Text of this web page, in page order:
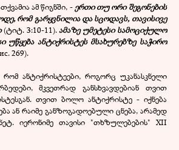
ამ წიგნში, - ერთი თუ ორი შეგონების
რომ გარყვნილია და სცოდავს, თავისივე
(ტიტ. 3:10-11).ამაზე უმეტესი სამოციქულო
უწყება ანტიქრისტეს მსახურებზე საჭირო
269).
ანტიქრისტეები, როგორც უკანასკნელი
მკვეთრად განსხვავდებიან თვით
თვით ბოლო ანტიქრისტე - იქნება
ან რაიმე განზოგადოებული ცნება, არამედ
იერონიმე თავისი "თხზულებების" ХII